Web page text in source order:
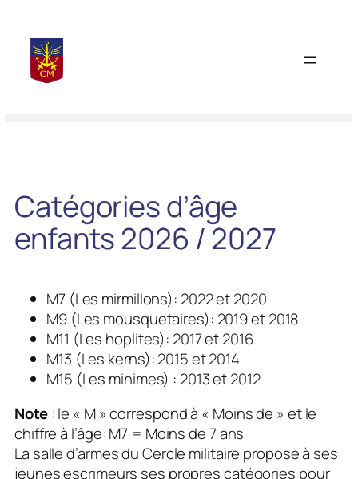
contenu
Catégories d’âge
enfants 2026 / 2027
M7 (Les mirmillons): 2022 et 2020
M9 (Les mousquetaires): 2019 et 2018
M11 (Les hoplites): 2017 et 2016
M13 (Les kerns): 2015 et 2014
M15 (Les minimes) : 2013 et 2012
Note: le « M » correspond à « Moins de » et le
chiffre à l’âge: M7 = Moins de 7 ans
La salle d’armes du Cercle militaire propose à ses
jeunes escrimeurs ses propres catégories pour